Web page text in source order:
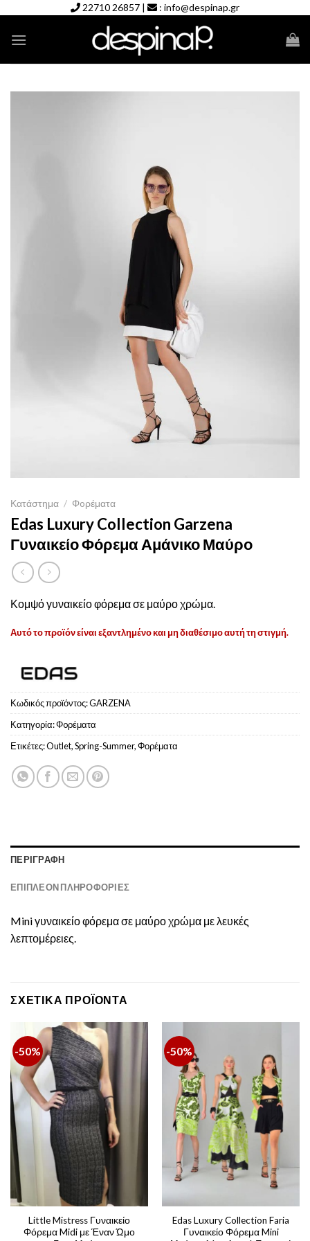
content
22710 26857 | : info@despinap.gr
Κατάστημα / Φoρέματα
Edas Luxury Collection Garzena
Γυναικείο Φόρεμα Αμάνικο Μαύρο
Κομψό γυναικείο φόρεμα σε μαύρο χρώμα.
Αυτό το προϊόν είναι εξαντλημένο και μη διαθέσιμο αυτή τη στιγμή.
Κωδικός προϊόντος:GARZENA
Κατηγορία:Φoρέματα
Ετικέτες:Outlet,Spring-Summer,Φορέματα
ΠΕΡΙΓΡΑΦΉ
ΕΠΙΠΛΈΟΝ ΠΛΗΡΟΦΟΡΊΕΣ
Mini γυναικείο φόρεμα σε μαύρο χρώμα με λευκές
λεπτομέρειες.
ΣΧΕΤΙΚΆ ΠΡΟΪΌΝΤΑ
-50%
Little Mistress Γυναικείο
Φόρεμα Midi με Έναν Ώμο
-50%
Edas Luxury Collection Faria
Γυναικείο Φόρεμα Mini